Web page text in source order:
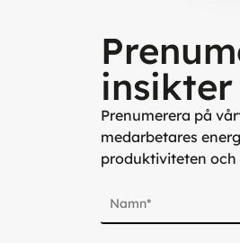
insikter
Prenumerera på
medarbetares
produktiviteten